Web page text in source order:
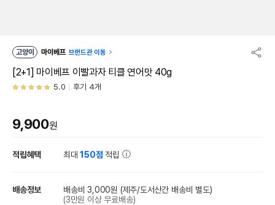
고양이 마이베프 브랜드관 이동
[2+1] 마이베프 이빨과자 티클 연어맛 40g
5.0 후기 4개
9,900원
적립혜택 최대150점 적립
배송정보 배송비 3,000원 (제주/도서산간 배송비 별도)
(3만원 이상 무료배송)